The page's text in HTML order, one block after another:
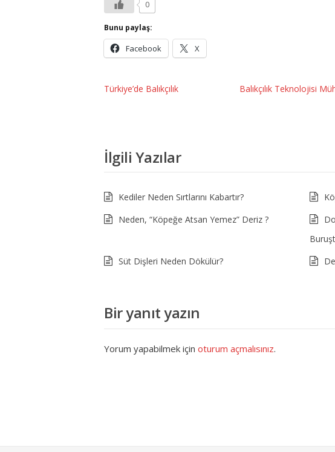
0
Bunu paylaş:
Facebook X
Türkiye’de Balıkçılık Balıkçılık Teknolojisi
İlgili Yazılar
Kediler Neden Sırtlarını Kabartır?
Neden, “Köpeğe Atsan Yemez” Deriz ?
Süt Dişleri Neden Dökülür?
Bir yanıt yazın
Yorum yapabilmek için oturum açmalısınız.